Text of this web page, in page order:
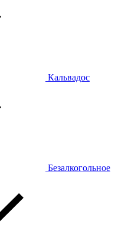
Кальвадос
Безалкогольное